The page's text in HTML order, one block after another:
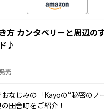
方 カンタベリーと周辺の
♪
売
なじみの「Kayoの“秘密のノ
田舎町をご紹介！